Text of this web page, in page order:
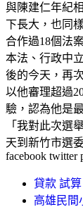
與陳建仁年紀
下長大，也同
合作過18個法
本法、行政中
後的今天，再
以他審理超過
驗，認為他是
「我對此次選
天到新竹市選
facebook twitter
貸款 試
高雄民間